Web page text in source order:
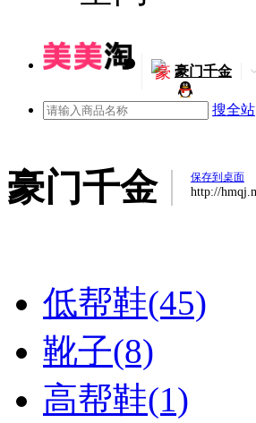
豪 豪门千金
搜全站
豪门千金 保存到桌面
http://
低帮鞋(45)
靴子(8)
高帮鞋(1)